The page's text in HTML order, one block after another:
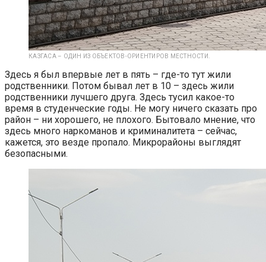
КАЗГАСА – ОДИН ИЗ ОБЪЕКТОВ-ОРИЕНТИРОВ МЕСТНОСТИ.
Здесь я был впервые лет в пять – где-то тут жили
родственники. Потом бывал лет в 10 – здесь жили
родственники лучшего друга. Здесь тусил какое-то
время в студенческие годы. Не могу ничего сказать про
район – ни хорошего, не плохого. Бытовало мнение, что
здесь много наркоманов и криминалитета – сейчас,
кажется, это везде пропало. Микрорайоны выглядят
безопасными.